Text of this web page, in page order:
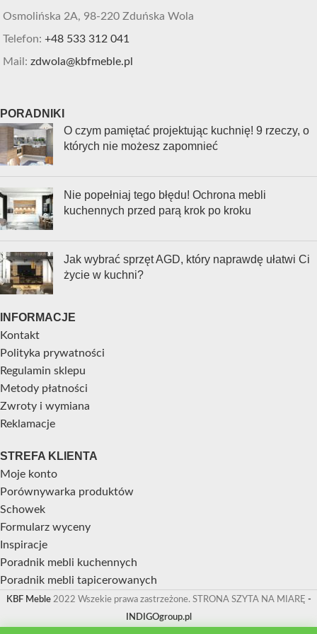
Osmolińska 2A, 98-220 Zduńska Wola
Telefon: +48 533 312 041
Mail: zdwola@kbfmeble.pl
PORADNIKI
O czym pamiętać projektując kuchnię! 9 rzeczy, o
których nie możesz zapomnieć
Nie popełniaj tego błędu! Ochrona mebli
kuchennych przed parą krok po kroku
Jak wybrać sprzęt AGD, który naprawdę ułatwi Ci
życie w kuchni?
INFORMACJE
Kontakt
Polityka prywatności
Regulamin sklepu
Metody płatności
Zwroty i wymiana
Reklamacje
STREFA KLIENTA
Moje konto
Porównywarka produktów
Schowek
Formularz wyceny
Inspiracje
Poradnik mebli kuchennych
Poradnik mebli tapicerowanych
KBF Meble 2022 Wszekie prawa zastrzeżone. STRONA SZYTA NA MIARĘ -
INDIGOgroup.pl